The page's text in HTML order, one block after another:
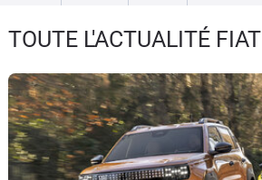
Essais
Guide
d'achat
Electriques
TOUTE L'ACTUALITÉ FIAT